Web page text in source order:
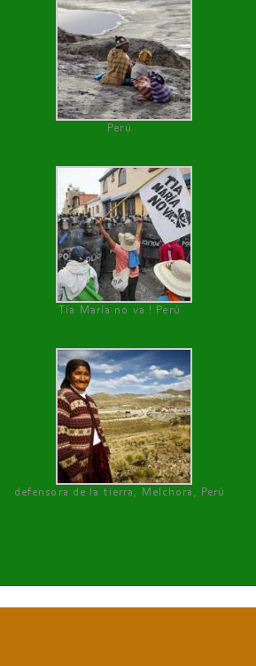
Perú
Tía María no va ! Perú
defensora de la tierra, Melchora, Perú